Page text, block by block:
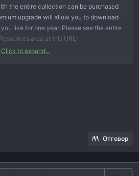
the entire collection can be purchased
upgrade will allow you to download
like for one year. Please see the entire
area at this URL:
Click to expand...
Отговор